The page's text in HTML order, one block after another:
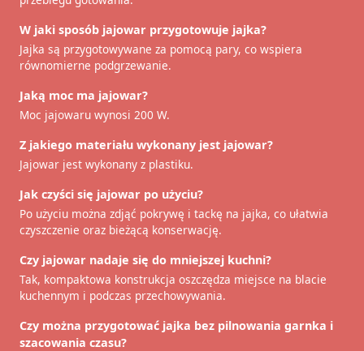
W jaki sposób jajowar przygotowuje jajka?
Jajka są przygotowywane za pomocą pary, co wspiera
równomierne podgrzewanie.
Jaką moc ma jajowar?
Moc jajowaru wynosi 200 W.
Z jakiego materiału wykonany jest jajowar?
Jajowar jest wykonany z plastiku.
Jak czyści się jajowar po użyciu?
Po użyciu można zdjąć pokrywę i tackę na jajka, co ułatwia
czyszczenie oraz bieżącą konserwację.
Czy jajowar nadaje się do mniejszej kuchni?
Tak, kompaktowa konstrukcja oszczędza miejsce na blacie
kuchennym i podczas przechowywania.
Czy można przygotować jajka bez pilnowania garnka i
szacowania czasu?